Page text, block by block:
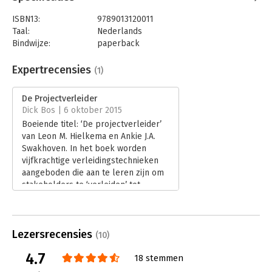
ISBN13:
9789013120011
Taal:
Nederlands
Bindwijze:
paperback
Uitgever:
Boom
Verschijningsdatum:
Hoofdrubriek: Projectmanagement
Expertrecensies (1)
De Projectverleider
Dick Bos | 6 oktober 2015
Boeiende titel: ‘De projectverleider’
van Leon M. Hielkema en Ankie J.A.
Swakhoven. In het boek worden
vijfkrachtige verleidingstechnieken
aangeboden die aan te leren zijn om
stakeholders te ‘verleiden’ tot
verbreden.
Lezersrecensies (10)
4.7 18 stemmen